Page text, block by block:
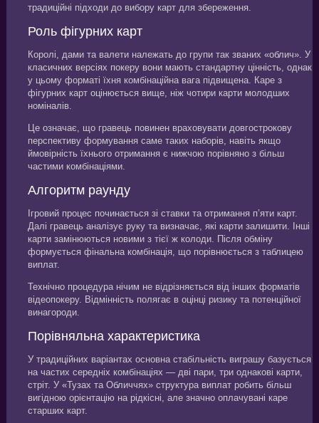
традиційні підходи до вибору карт для збереження.
Роль фігурних карт
Королі, дами та валети належать до групи так званих «облич». У
класичних версіях покеру вони мають стандартну цінність, однак
у цьому форматі їхня комбінаційна вага підвищена. Каре з
фігурних карт оцінюється вище, ніж чотири карти молодших
номіналів.
Це означає, що гравець повинен враховувати довгострокову
перспективу формування саме таких наборів, навіть якщо
ймовірність їхнього отримання є нижчою порівняно з більш
частими комбінаціями.
Алгоритм раунду
Ігровий процес починається зі ставки та отримання п’яти карт.
Далі гравець аналізує руку та визначає, які карти залишити. Інші
карти замінюються новими з тієї ж колоди. Після обміну
формується фінальна комбінація, що порівнюється з таблицею
виплат.
Технічно процедура нічим не відрізняється від інших форматів
відеопокеру. Відмінність полягає в оцінці ризику та потенційної
винагороди.
Порівняльна характеристика
У традиційних варіантах основна стабільність виграшу базується
на частих середніх комбінаціях — дві пари, три однакові карти,
стріт. У «Тузах та Обличчях» структура виплат робить більш
вигідною орієнтацію на рідкісні, але значно оплачувані каре
старших карт.